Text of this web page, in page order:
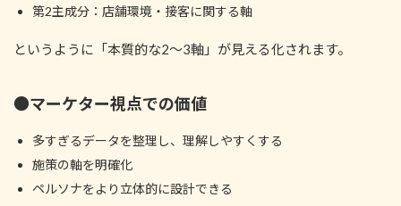
第2主成分：店舗環境・接客に関する軸
というように「本質的な2〜3軸」が見える化されます。
●マーケター視点での価値
多すぎるデータを整理し、理解しやすくする
施策の軸を明確化
ペルソナをより立体的に設計できる